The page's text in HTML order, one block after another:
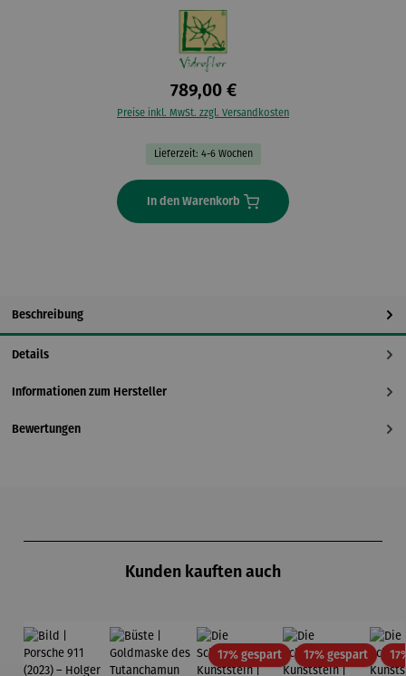
789,00 €
Preise inkl. MwSt. zzgl. Versandkosten
Lieferzeit: 4-6 Wochen
In den Warenkorb
Beschreibung
Details
Informationen zum Hersteller
Bewertungen
Kunden kauften auch
17% gespartRabatt17% gespartRabatt